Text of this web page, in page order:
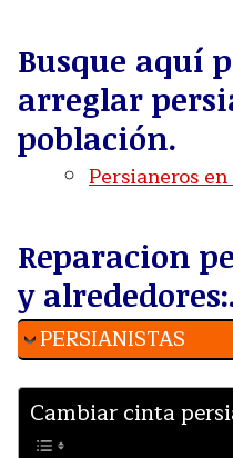
Busque aquí
arreglar
población.
Persianeros
Reparacion
y
PERSIANISTAS
Cambiar cinta